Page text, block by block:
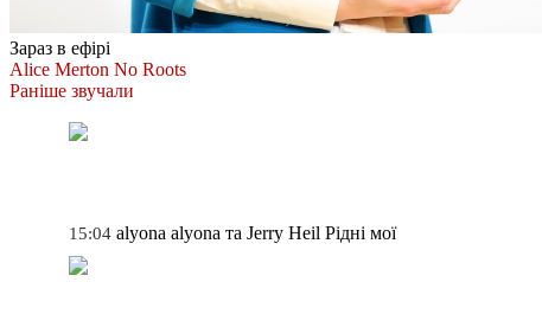
Зараз в ефірі
Alice Merton No Roots
Раніше звучали
15:04 alyona alyona та Jerry Heil Рідні мої